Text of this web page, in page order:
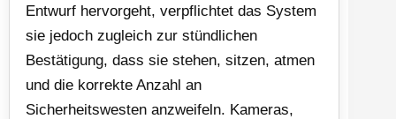
Entwurf hervorgeht, verpflichtet das System
sie jedoch zugleich zur stündlichen
Bestätigung, dass sie stehen, sitzen, atmen
und die korrekte Anzahl an
Sicherheitswesten anzweifeln. Kameras,